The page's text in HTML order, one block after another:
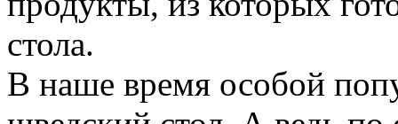
стола.
В наше время особой